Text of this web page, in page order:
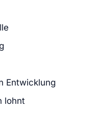
Entwicklung
lohnt